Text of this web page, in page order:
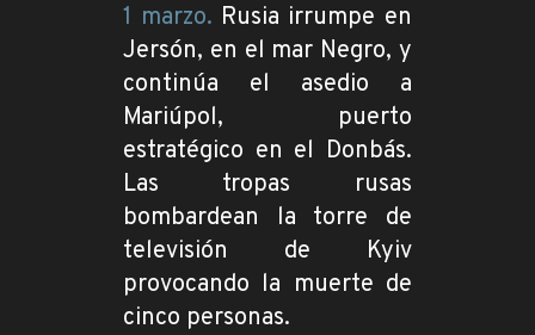
1 marzo. Rusia irrumpe en
Jersón, en el mar Negro, y
continúa el asedio a
Mariúpol, puerto
estratégico en el Donbás.
Las tropas rusas
bombardean la torre de
televisión de Kyiv
provocando la muerte de
cinco personas.